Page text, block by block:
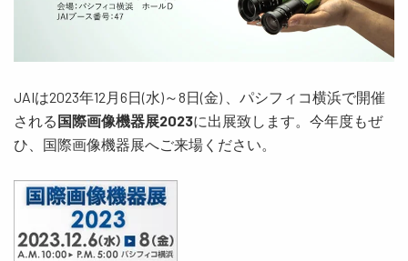
JAIは2023年12月6日(水)～8日(金) 、パシフィコ横浜で開催
される国際画像機器展2023に出展致します。今年度もぜ
ひ、国際画像機器展へご来場ください。